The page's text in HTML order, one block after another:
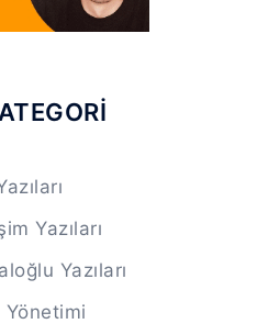
Yazıları
Yazıları